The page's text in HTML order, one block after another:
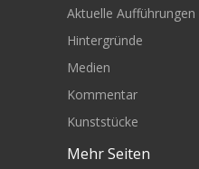
Aktuelle Aufführungen
Hintergründe
Medien
Kommentar
Kunststücke
Mehr Seiten